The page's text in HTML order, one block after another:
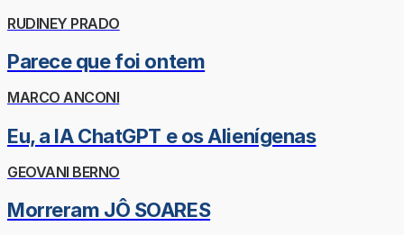
RUDINEY PRADO
Parece que foi ontem
MARCO ANCONI
Eu, a IA ChatGPT e os Alienígenas
GEOVANI BERNO
Morreram JÔ SOARES